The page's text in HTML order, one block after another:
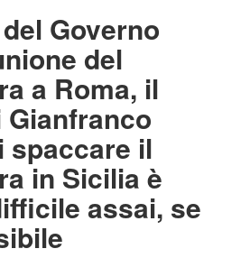
Governo
del
a Roma, il
spaccare il
in Sicilia è
assai, se